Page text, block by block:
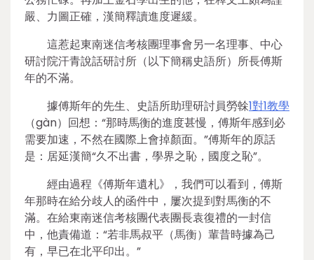
嚴、力圖正確，漢簡釋讀進度遲緩。
這惹起東南迷信考核團理事會另一名理事、中心
研討院汗青說話研討所（以下簡稱史語所）所長傅斯
年的不滿。
據傅斯年的先生、史語所助理研討員勞榦1對1教學
（gàn）回想：“那時馬衡的進度甚慢，傅斯年感到必
需要加速，不然在國際上會掉顏面。”傅斯年的原話
是：居延漢簡“久不出書，學界之恥，國度之恥”。
經由過程《傅斯年遺札》，我們可以看到，傅斯
年那時在給分歧人的函件中，屢次提到對馬衡的不
滿。在給東南迷信考核團代表團長袁復禮的一封信
中，他責備道：“若非馬叔平（馬衡）輩昔時據為己
有，早已在北平印出。”